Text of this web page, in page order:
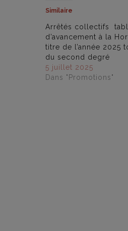
Similaire
Arrêtés collectifs
d’avancement à la
titre de l’année 2025
du second degré
5 juillet 2025
Dans "Promotions"